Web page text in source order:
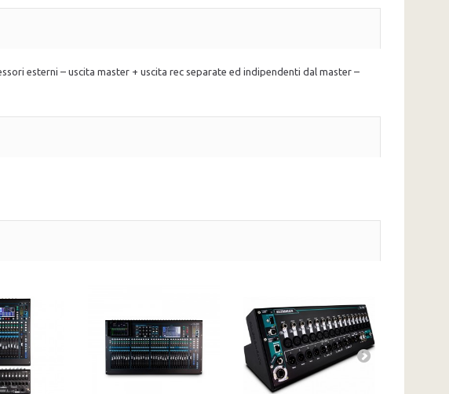
esterni – uscita master + uscita rec separate ed indipendenti dal master –